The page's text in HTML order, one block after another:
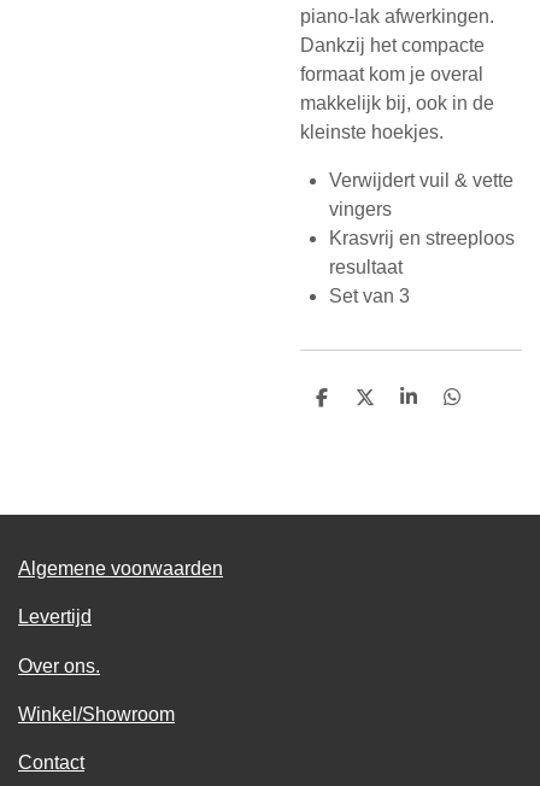
piano-lak afwerkingen.
Dankzij het compacte
formaat kom je overal
makkelijk bij, ook in de
kleinste hoekjes.
Verwijdert vuil & vette
vingers
Krasvrij en streeploos
resultaat
Set van 3
D
D
S
D
Algemene voorwaarden
Levertijd
Over ons.
Winkel/Showroom
Contact